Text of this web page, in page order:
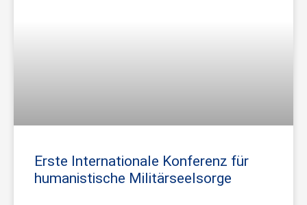
Erste Internationale Konferenz für
humanistische Militärseelsorge